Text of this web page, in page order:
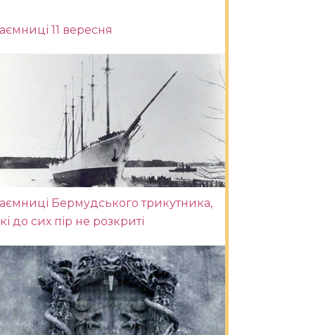
11 вересня
Бермудського трикутника,
до сих пір не розкриті